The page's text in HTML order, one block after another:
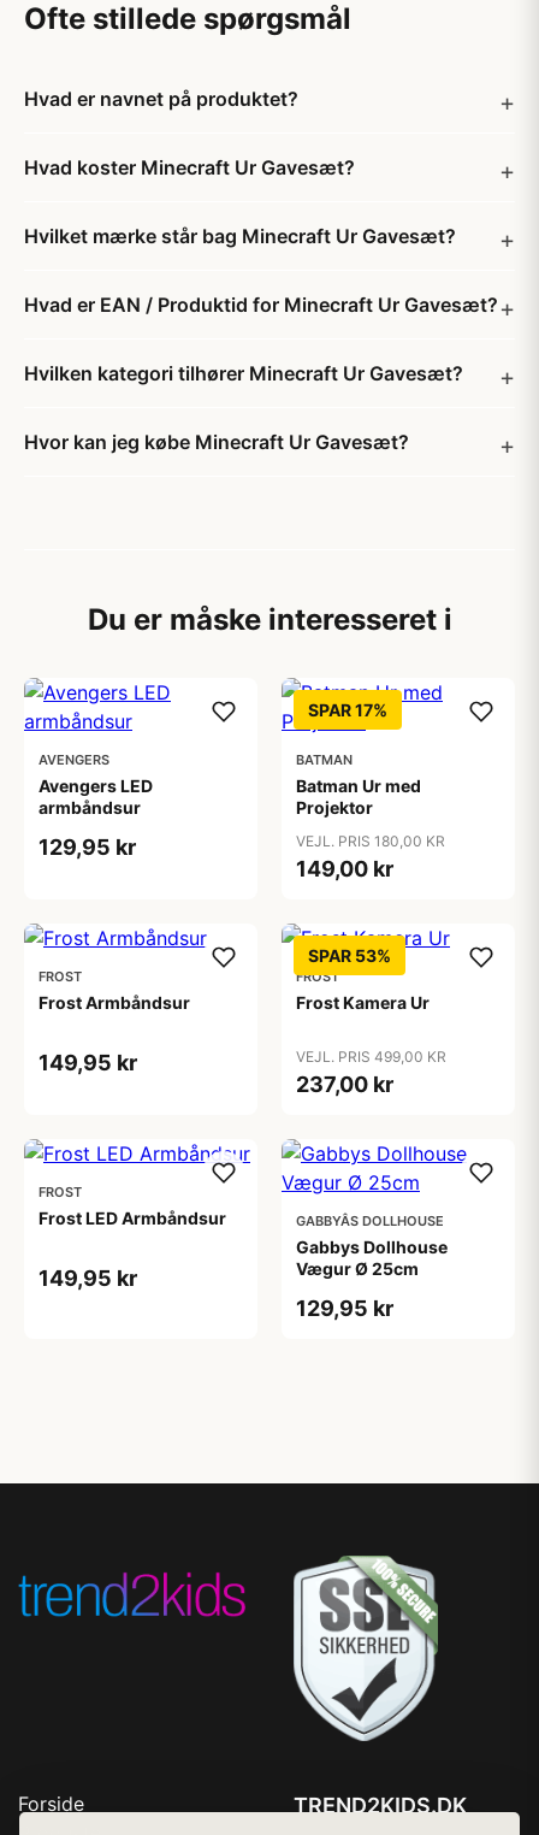
Ofte stillede spørgsmål
Hvad er navnet på produktet?
Hvad koster Minecraft Ur Gavesæt?
Hvilket mærke står bag Minecraft Ur Gavesæt?
Hvad er EAN / Produktid for Minecraft Ur Gavesæt?
Hvilken kategori tilhører Minecraft Ur Gavesæt?
Hvor kan jeg købe Minecraft Ur Gavesæt?
Du er måske interesseret i
AVENGERS
Avengers LED
armbåndsur
129,95 kr
SPAR 17%
BATMAN
Batman Ur med
Projektor
VEJL. PRIS 180,00 KR
149,00 kr
FROST
Frost Armbåndsur
149,95 kr
SPAR 53%
FROST
Frost Kamera Ur
VEJL. PRIS 499,00 KR
237,00 kr
FROST
Frost LED Armbåndsur
149,95 kr
GABBYÂS DOLLHOUSE
Gabbys Dollhouse
Vægur Ø 25cm
129,95 kr
Forside
TREND2KIDS.DK